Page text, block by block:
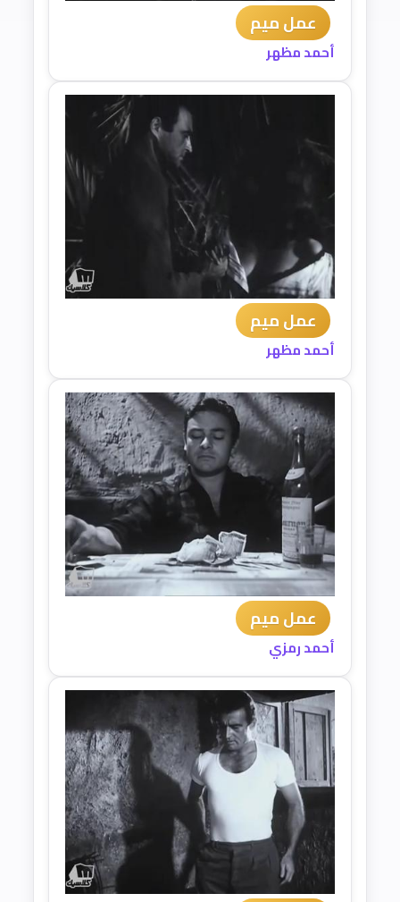
عمل ميم
أحمد مظهر
عمل ميم
أحمد مظهر
عمل ميم
أحمد رمزي